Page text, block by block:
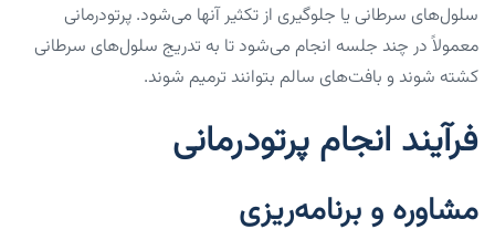
سلول‌های سرطانی یا جلوگیری از تکثیر آنها می‌شود. پرتودرمانی
معمولاً در چند جلسه انجام می‌شود تا به تدریج سلول‌های سرطانی
کشته شوند و بافت‌های سالم بتوانند ترمیم شوند.
فرآیند انجام پرتودرمانی
مشاوره و برنامه‌ریزی